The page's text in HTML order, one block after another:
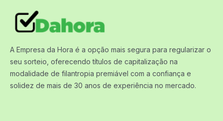
A Empresa da Hora é a opção mais segura para regularizar o
seu sorteio, oferecendo títulos de capitalização na
modalidade de filantropia premiável com a confiança e
solidez de mais de 30 anos de experiência no mercado.